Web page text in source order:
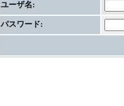
ユーザ名:
パスワード: